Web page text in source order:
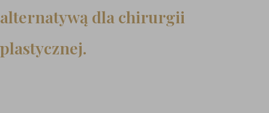
alternatywą dla chirurgii
plastycznej.